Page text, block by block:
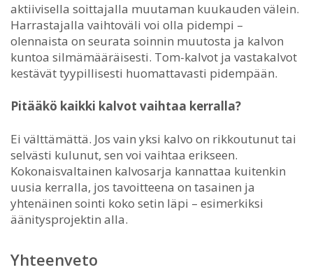
aktiivisella soittajalla muutaman kuukauden välein.
Harrastajalla vaihtoväli voi olla pidempi –
olennaista on seurata soinnin muutosta ja kalvon
kuntoa silmämääräisesti. Tom-kalvot ja vastakalvot
kestävät tyypillisesti huomattavasti pidempään.
Pitääkö kaikki kalvot vaihtaa kerralla?
Ei välttämättä. Jos vain yksi kalvo on rikkoutunut tai
selvästi kulunut, sen voi vaihtaa erikseen.
Kokonaisvaltainen kalvosarja kannattaa kuitenkin
uusia kerralla, jos tavoitteena on tasainen ja
yhtenäinen sointi koko setin läpi – esimerkiksi
äänitysprojektin alla.
Yhteenveto